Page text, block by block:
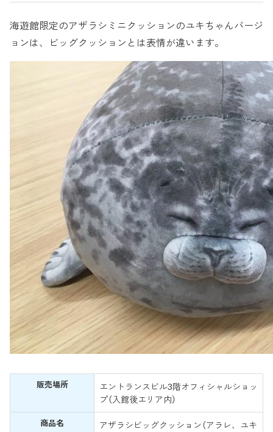
海遊館限定のアザラシミニクッションのユキちゃんバージ
ョンは、ビッグクッションとは表情が違います。
販売場所
エントランスビル3階オフィシャルショッ
プ（入館後エリア内）
商品名
アザラシビッグクッション（アラレ、ユキ